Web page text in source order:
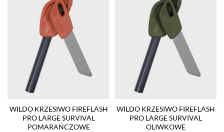
WILDO KRZESIWO FIREFLASH
PRO LARGE SURVIVAL
POMARAŃCZOWE
WILDO KRZESIWO FIREFLASH
PRO LARGE SURVIVAL
OLIWKOWE